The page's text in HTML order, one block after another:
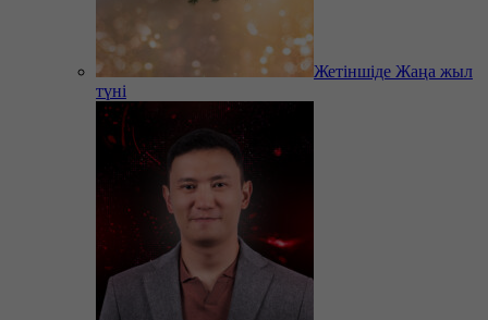
Жетіншіде Жаңа жыл
түні